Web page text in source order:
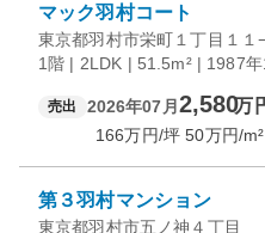
マック羽村コート
東京都羽村市栄町１丁目１１
1階 | 2LDK | 51.5m² | 1987年
売出 2026年07月 2,580万
166万円/坪 50万円/m²
第３羽村マンション
東京都羽村市五ノ神４丁目